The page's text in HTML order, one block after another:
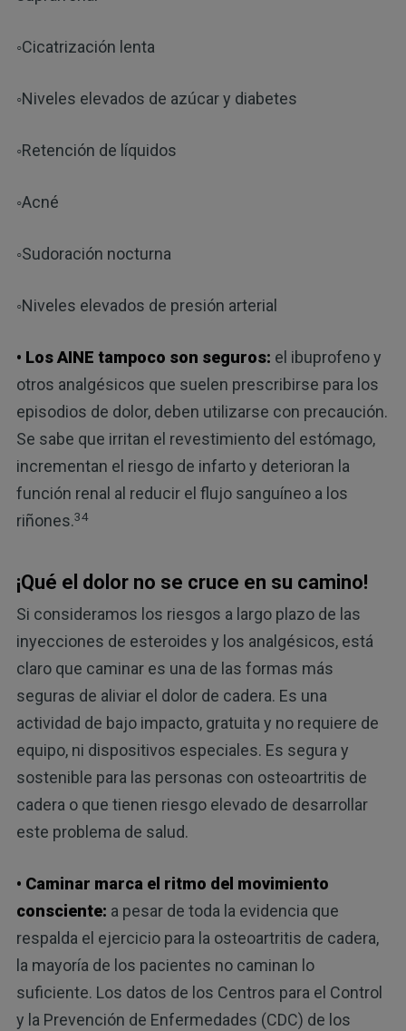
◦Cicatrización lenta
◦Niveles elevados de azúcar y diabetes
◦Retención de líquidos
◦Acné
◦Sudoración nocturna
◦Niveles elevados de presión arterial
• Los AINE tampoco son seguros: el ibuprofeno y
otros analgésicos que suelen prescribirse para los
episodios de dolor, deben utilizarse con precaución.
Se sabe que irritan el revestimiento del estómago,
incrementan el riesgo de infarto y deterioran la
función renal al reducir el flujo sanguíneo a los
riñones.34
¡Qué el dolor no se cruce en su camino!
Si consideramos los riesgos a largo plazo de las
inyecciones de esteroides y los analgésicos, está
claro que caminar es una de las formas más
seguras de aliviar el dolor de cadera. Es una
actividad de bajo impacto, gratuita y no requiere de
equipo, ni dispositivos especiales. Es segura y
sostenible para las personas con osteoartritis de
cadera o que tienen riesgo elevado de desarrollar
este problema de salud.
• Caminar marca el ritmo del movimiento
consciente: a pesar de toda la evidencia que
respalda el ejercicio para la osteoartritis de cadera,
la mayoría de los pacientes no caminan lo
suficiente. Los datos de los Centros para el Control
y la Prevención de Enfermedades (CDC) de los